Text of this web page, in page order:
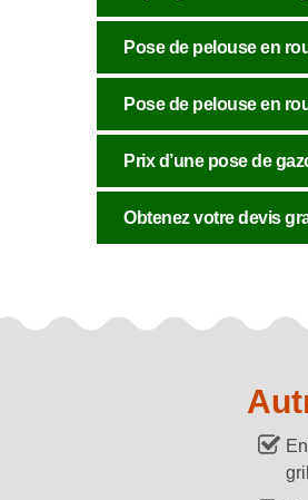
Pose de pelouse en
Pose de pelouse en
Prix d’une pose de
Obtenez votre devis